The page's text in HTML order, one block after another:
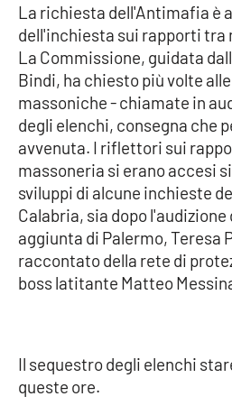
Politica
Sanità
Società
Sport
RUBRICHE
Good Morning Vietnam
Leggendo Alvaro insieme
La richiesta dell'Antimafia è
dell'inchiesta sui rapporti tra
La Commissione, guidata
Bindi, ha chiesto più volte
massoniche - chiamate in
degli elenchi, consegna che
avvenuta. I riflettori sui
massoneria si erano accesi
sviluppi di alcune inchieste
Calabria, sia dopo
aggiunta di Palermo, Teresa
raccontato della rete di
boss latitante Matteo
Il sequestro degli elenchi
queste ore.